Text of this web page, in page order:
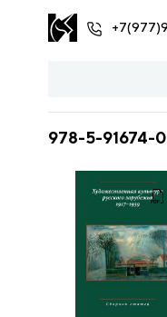
978-5-91674-